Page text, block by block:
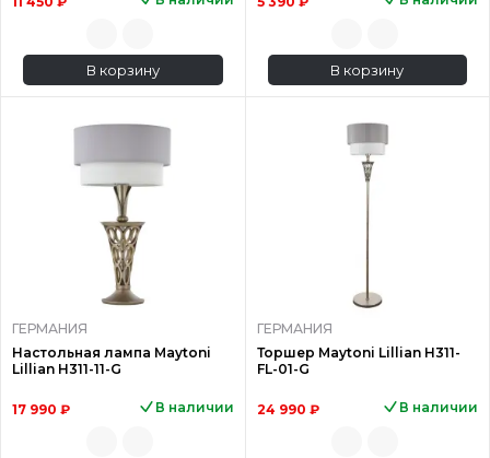
В корзину В корзину
ГЕРМАНИЯ
Настольная лампа Maytoni
Lillian H311-11-G
17 990 ₽ В наличии
ГЕРМАНИЯ
Торшер Maytoni Lillian H311-
FL-01-G
24 990 ₽ В наличии